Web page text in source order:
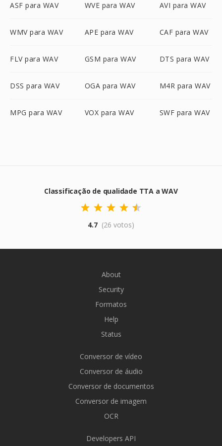
ASF para WAV WVE para WAV AVI para WAV
WMV para WAV APE para WAV CAF para WAV
FLV para WAV GSM para WAV DTS para WAV
DSS para WAV OGA para WAV M4R para WAV
MPG para WAV VOX para WAV SWF para WAV
Classificação de qualidade TTA a WAV
4.7 (26 votos)
About
Security
Formatos
Help
Status
Conversor de vídeo
Conversor de áudio
Conversor de documentos
Conversor de imagem
OCR
Developers API